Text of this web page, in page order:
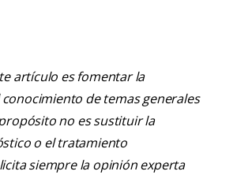
artículo es fomentar la
de temas generales
no es sustituir la
o el tratamiento
siempre la opinión experta